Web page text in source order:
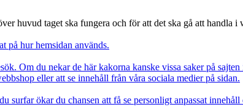
huvud taget ska fungera och för att det ska gå att handla i
på hur hemsidan används.
Om du nekar de här kakorna kanske vissa saker på
eller att se innehåll från våra sociala medier på sidan.
surfar ökar du chansen att få se personligt anpassat